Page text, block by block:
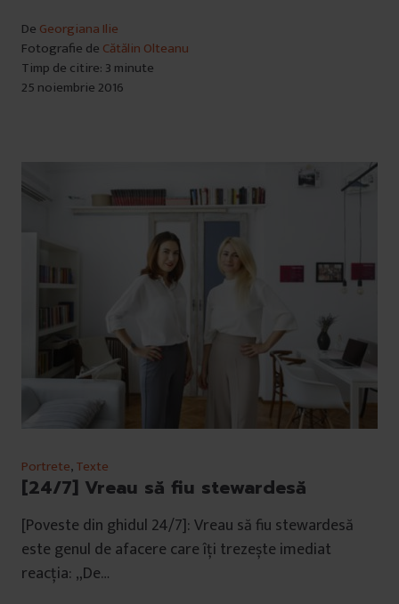
De Georgiana Ilie
Fotografie de Cătălin Olteanu
Timp de citire: 3 minute
25 noiembrie 2016
Portrete,Texte
[24/7] Vreau să fiu stewardesă
[Poveste din ghidul 24/7]: Vreau să fiu stewardesă
este genul de afacere care îți trezește imediat
reacția: „De…